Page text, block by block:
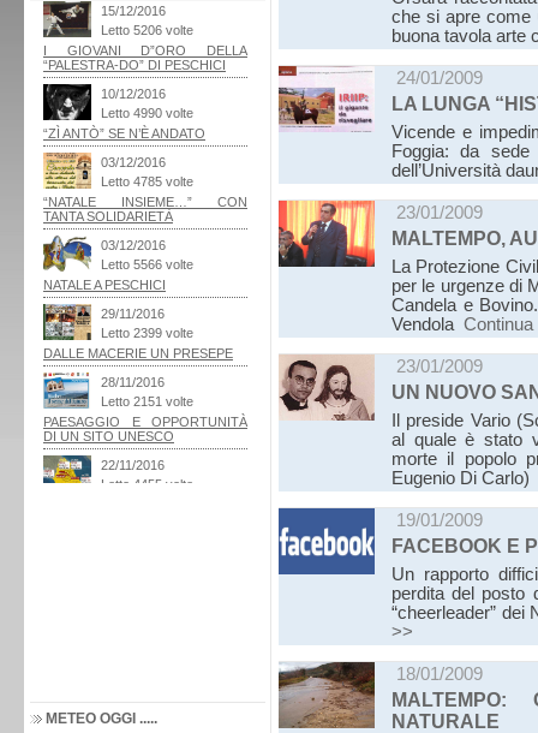
METEO OGGI .....
che si apre come
buona tavola
24/01/2009
LA LUNGA
Vicende e
Foggia: da sede
dell’Università
23/01/2009
MALTEMPO,
La Protezione
per le urgenze di
Candela e
Vendola Continua
23/01/2009
UN NUOVO
Il preside Vario
al quale è stato
morte il popolo
Eugenio Di Carlo)
19/01/2009
FACEBOOK E
Un rapporto
perdita del posto
“cheerleader”
>>
18/01/2009
NATURALE